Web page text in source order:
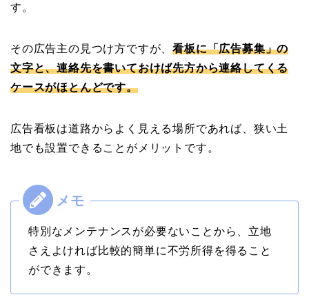
す。
その広告主の見つけ方ですが、看板に「広告募集」の
文字と、連絡先を書いておけば先方から連絡してくる
ケースがほとんどです。
広告看板は道路からよく見える場所であれば、狭い土
地でも設置できることがメリットです。
特別なメンテナンスが必要ないことから、立地
さえよければ比較的簡単に不労所得を得ること
ができます。